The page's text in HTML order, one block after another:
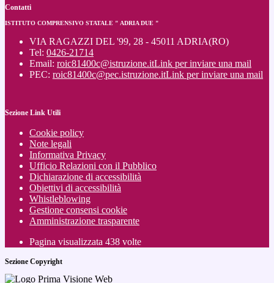
Contatti
ISTITUTO COMPRENSIVO STATALE " ADRIA DUE "
VIA RAGAZZI DEL '99, 28 - 45011 ADRIA(RO)
Tel: 0426-21714
Email: roic81400c@istruzione.itLink per inviare una mail
PEC: roic81400c@pec.istruzione.itLink per inviare una mail
Sezione Link Utili
Cookie policy
Note legali
Informativa Privacy
Ufficio Relazioni con il Pubblico
Dichiarazione di accessibilità
Obiettivi di accessibilità
Whistleblowing
Gestione consensi cookie
Amministrazione trasparente
Pagina visualizzata 438 volte
Sezione Copyright